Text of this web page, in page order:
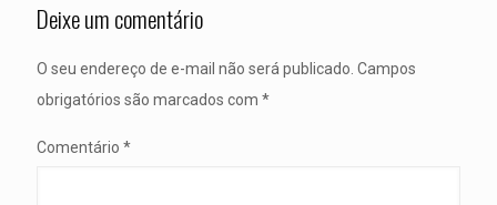
Deixe um comentário
O seu endereço de e-mail não será publicado. Campos
obrigatórios são marcados com *
Comentário *